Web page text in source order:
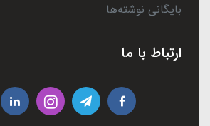
بایگانی نوشته‌ها
ارتباط با ما